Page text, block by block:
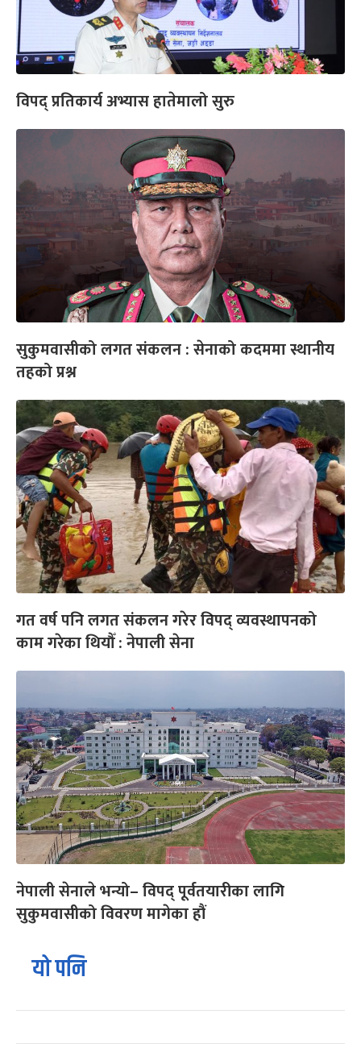
विपद् प्रतिकार्य अभ्यास हातेमालो सुरु
सुकुमवासीको लगत संकलन : सेनाको कदममा स्थानीय
तहको प्रश्न
गत वर्ष पनि लगत संकलन गरेर विपद् व्यवस्थापनको
काम गरेका थियौँ : नेपाली सेना
नेपाली सेनाले भन्यो– विपद् पूर्वतयारीका लागि
सुकुमवासीको विवरण मागेका हौं
यो पनि